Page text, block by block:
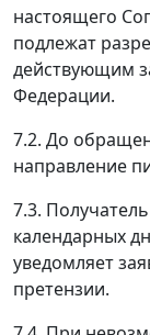
настоящего
подлежат
действующим
Федерации.
7.2. До
направление
7.3.
календарных
уведомляет
претензии.